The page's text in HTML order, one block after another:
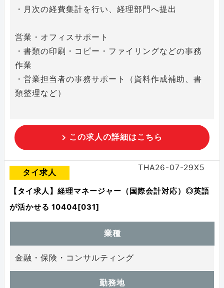
・月次の経費集計を行い、経理部門へ提出
営業・オフィスサポート
・書類の印刷・コピー・ファイリングなどの事務
作業
・営業担当者の事務サポート（資料作成補助、書
類整理など）
この求人の詳細はこちら
タイ求人
THA26-07-29X5
【タイ求人】経理マネージャー（国際会計対応）◎英語
が活かせる 10404[031]
業種
金融・保険・コンサルティング
勤務地